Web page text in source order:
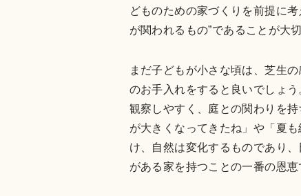
どものための家づくりを前提に
が関われるもの”であることが大
まだ子どもが小さな頃は、芝生
のお手入れをすると良いでしょ
観察しやすく、庭との関わりを
が大きくなってきたね」や「夏
け、自然は変化するものであり
がある家を持つことの一番の恩恵